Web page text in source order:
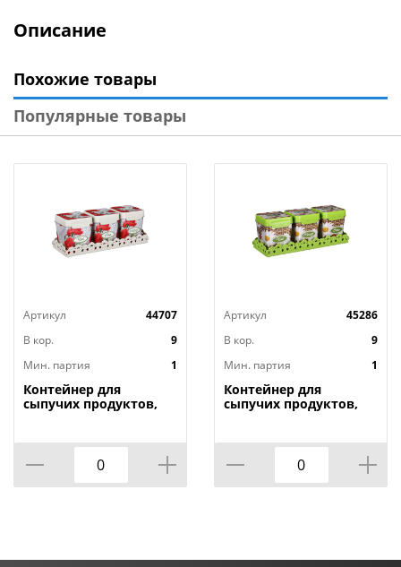
Описание
Похожие товары
Популярные товары
Артикул
44707
В кор.
9
Мин. партия
1
Контейнер для
сыпучих продуктов,
Артикул
45286
В кор.
9
Мин. партия
1
Контейнер для
сыпучих продуктов,
1/9